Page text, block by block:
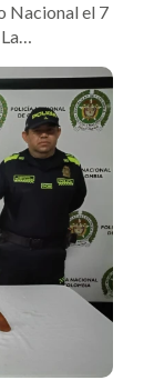
Nacional el 7
de las